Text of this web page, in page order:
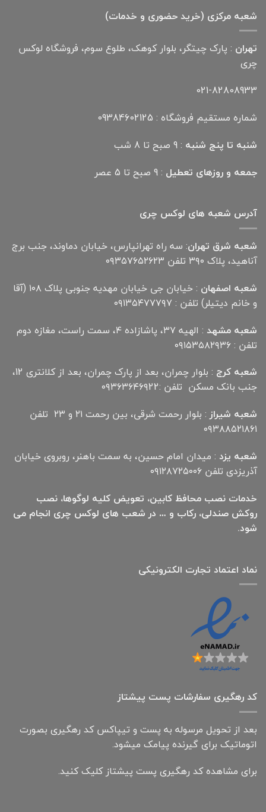
شعبه مرکزی (خرید حضوری و خدمات)
تهران : پارک چیتگر، بلوار کوهک، طلوع سوم، فروشگاه لوکس
چری
021-82808933
شماره مستقیم فروشگاه : 09384602125
شنبه تا پنج شنبه : 9 صبح تا 8 شب
جمعه و روزهای تعطیل : 9 صبح تا 5 عصر
آدرس شعبه های لوکس چری
شعبه شرق تهران: سه راه تهرانپارس، خیابان دماوند، جنب برج
آناهید، پلاک ۳۹۰ تلفن ۰۹۳۵۷۶۵۲۶۲۳
شعبه اصفهان
: خیابان جی خیابان مهدیه جنوبی پلاک ۱۰۸ (آقا
و خانم دیتیلر) تلفن : ۰۹۱۳۵۴۷۷۷۹۷
شعبه مشهد
: الهیه ۳۷، پاشازاده ۴، سمت راست، مغازه دوم
تلفن : ۰۹۱۵۳۵۸۲۹۳۶
شعبه کرج
: بلوار چمران، بعد از پارک چمران، بعد از کلانتری 12،
جنب بانک مسکن تلفن :۰۹۳۶۳۶۴۶۹22
شعبه شیراز
: بلوار رحمت شرقی، بین رحمت ۲۱ و ۲۳ تلفن
۰۹۳۸۸۵۲۱۸۶۱
شعبه یزد : میدان امام حسین، به سمت باهنر، روبروی خیابان
آذریزدی تلفن ۰۹۱۲۸۷۲۵۰۰۶
خدمات نصب محافظ کابین، تعویض کلیه لوگوها، نصب
روکش صندلی، رکاب و … در شعب های لوکس چری انجام می
شود.
نماد اعتماد تجارت الكترونیكی
کد رهگیری سفارشات پست پیشتاز
بعد از تحویل مرسوله به پست و تیپاکس کد رهگیری بصورت
اتوماتیک برای گیرنده پیامک میشود.
برای مشاهده کد رهگیری پست پیشتاز کلیک کنید.